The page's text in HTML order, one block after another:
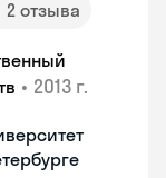
2 отзыва
• 2013 г.